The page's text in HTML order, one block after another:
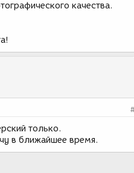
качества.
только.
в ближайшее время.